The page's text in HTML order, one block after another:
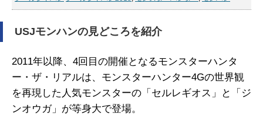
USJモンハンの見どころを紹介
2011年以降、4回目の開催となるモンスターハンタ
ー・ザ・リアルは、モンスターハンター4Gの世界観
を再現した人気モンスターの「セルレギオス」と「ジ
ンオウガ」が等身大で登場。